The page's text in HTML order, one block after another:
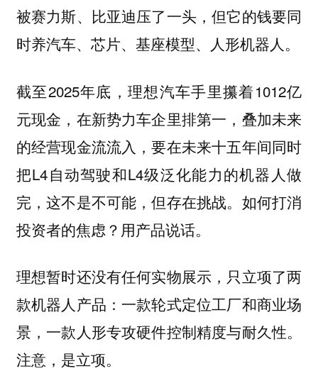
被赛力斯、比亚迪压了一头，但它的钱要同
时养汽车、芯片、基座模型、人形机器人。
截至2025年底，理想汽车手里攥着1012亿
元现金，在新势力车企里排第一，叠加未来
的经营现金流流入，要在未来十五年间同时
把L4自动驾驶和L4级泛化能力的机器人做
完，这不是不可能，但存在挑战。如何打消
投资者的焦虑？用产品说话。
理想暂时还没有任何实物展示，只立项了两
款机器人产品：一款轮式定位工厂和商业场
景，一款人形专攻硬件控制精度与耐久性。
注意，是立项。